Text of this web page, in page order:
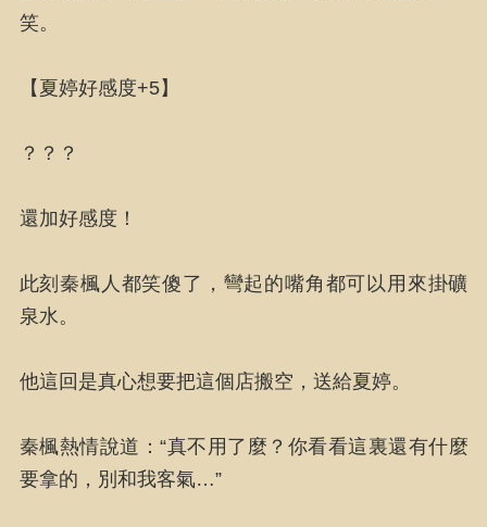
笑。
【夏婷好感度+5】
？？？
還加好感度！
此刻秦楓人都笑傻了，彎起的嘴角都可以用來掛礦
泉水。
他這回是真心想要把這個店搬空，送給夏婷。
秦楓熱情說道：“真不用了麼？你看看這裏還有什麼
要拿的，別和我客氣…”